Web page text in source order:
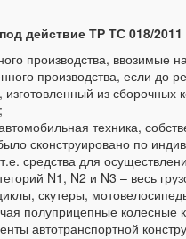
действие ТР ТС 018/
производства, ввозимые
производства, если до
изготовленный из
техника,
сконструировано по
средства для
N1, N2 и N3 – весь
скутеры,
полуприцепные колесные
автотранспортной